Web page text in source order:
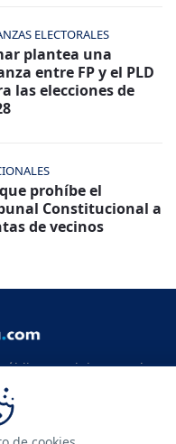
ELECTORALES
plantea una
entre FP y el PLD
las elecciones de
prohíbe el
Constitucional a
de vecinos
Dominicana y el
y las claves de la